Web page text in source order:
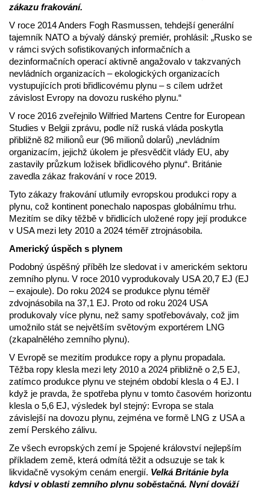
zákazu frakování.
V roce 2014 Anders Fogh Rasmussen, tehdejší generální
tajemník NATO a bývalý dánský premiér, prohlásil: „Rusko se
v rámci svých sofistikovaných informačních a
dezinformačních operací aktivně angažovalo v takzvaných
nevládních organizacích – ekologických organizacích
vystupujících proti břidlicovému plynu – s cílem udržet
závislost Evropy na dovozu ruského plynu.“
V roce 2016 zveřejnilo Wilfried Martens Centre for European
Studies v Belgii zprávu, podle níž ruská vláda poskytla
přibližně 82 milionů eur (96 milionů dolarů) „nevládním
organizacím, jejichž úkolem je přesvědčit vlády EU, aby
zastavily průzkum ložisek břidlicového plynu“. Británie
zavedla zákaz frakování v roce 2019.
Tyto zákazy frakování utlumily evropskou produkci ropy a
plynu, což kontinent ponechalo napospas globálnímu trhu.
Mezitím se díky těžbě v břidlicích uložené ropy její produkce
v USA mezi lety 2010 a 2024 téměř ztrojnásobila.
Americký úspěch s plynem
Podobný úspěšný příběh lze sledovat i v americkém sektoru
zemního plynu. V roce 2010 vyprodukovaly USA 20,7 EJ (EJ
– exajoule). Do roku 2024 se produkce plynu téměř
zdvojnásobila na 37,1 EJ. Proto od roku 2024 USA
produkovaly více plynu, než samy spotřebovávaly, což jim
umožnilo stát se největším světovým exportérem LNG
(zkapalnělého zemního plynu).
V Evropě se mezitím produkce ropy a plynu propadala.
Těžba ropy klesla mezi lety 2010 a 2024 přibližně o 2,5 EJ,
zatímco produkce plynu ve stejném období klesla o 4 EJ. I
když je pravda, že spotřeba plynu v tomto časovém horizontu
klesla o 5,6 EJ, výsledek byl stejný: Evropa se stala
závislejší na dovozu plynu, zejména ve formě LNG z USA a
zemí Perského zálivu.
Ze všech evropských zemí je Spojené království nejlepším
příkladem země, která odmítá těžit a odsuzuje se tak k
likvidačně vysokým cenám energií. Velká Británie byla
kdysi v oblasti zemního plynu soběstačná. Nyní dováží